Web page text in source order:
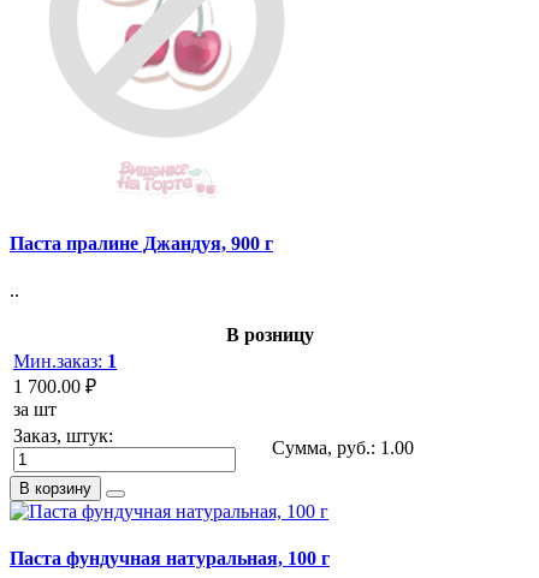
Паста пралине Джандуя, 900 г
..
В розницу
Мин.заказ: 1
1 700.00 ₽
за шт
Заказ, штук:
Сумма, руб.: 1.00
В корзину
Паста фундучная натуральная, 100 г